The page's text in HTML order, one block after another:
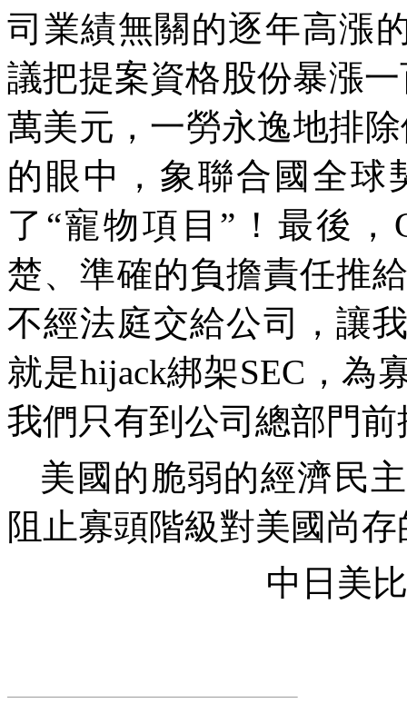
司業績無關的逐年高漲
議把提案資格股份暴漲
萬美元，一勞永逸地排除
的眼中，象聯合國全球
了“寵物項目”！最後，
楚、準確的負擔責任推
不經法庭交給公司，讓
就是hijack綁架SEC，為
我們只有到公司總部門
美國的脆弱的經濟民
阻止寡頭階級對美國尚
中日美